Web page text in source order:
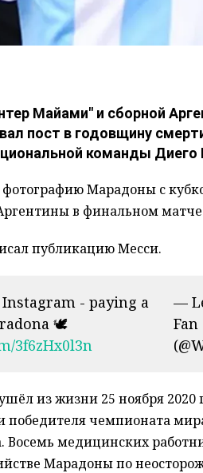
Майами" и сборной
пост в годовщину
команды
Марадоны с
в финальном
публикацию Месси.
- paying a
🕊️
3f6zHx0l3n
—
Fan
из жизни 25 ноября 2020
чемпионата
Восемь медицинских
Марадоны по